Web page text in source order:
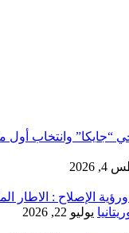
“جايكا” وانتخاب أول
2026
الإصلاح : الاطار
يوليو 22, 2026